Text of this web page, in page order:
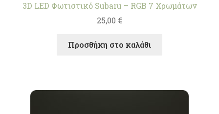
3D LED Φωτιστικό Subaru – RGB 7 Χρωμάτων
25,00 €
Προσθήκη στο καλάθι